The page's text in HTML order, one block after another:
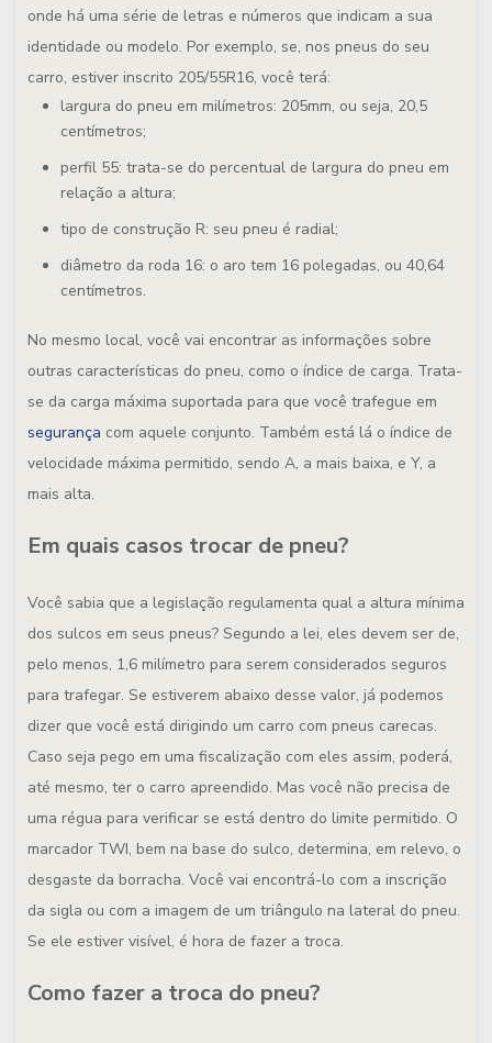
onde há uma série de letras e números que indicam a sua
identidade ou modelo. Por exemplo, se, nos pneus do seu
carro, estiver inscrito 205/55R16, você terá:
largura do pneu em milímetros: 205mm, ou seja, 20,5
centímetros;
perfil 55: trata-se do percentual de largura do pneu em
relação a altura;
tipo de construção R: seu pneu é radial;
diâmetro da roda 16: o aro tem 16 polegadas, ou 40,64
centímetros.
No mesmo local, você vai encontrar as informações sobre
outras características do pneu, como o índice de carga. Trata-
se da carga máxima suportada para que você trafegue em
segurança com aquele conjunto. Também está lá o índice de
velocidade máxima permitido, sendo A, a mais baixa, e Y, a
mais alta.
Em quais casos trocar de pneu?
Você sabia que a legislação regulamenta qual a altura mínima
dos sulcos em seus pneus? Segundo a lei, eles devem ser de,
pelo menos, 1,6 milímetro para serem considerados seguros
para trafegar. Se estiverem abaixo desse valor, já podemos
dizer que você está dirigindo um carro com pneus carecas.
Caso seja pego em uma fiscalização com eles assim, poderá,
até mesmo, ter o carro apreendido. Mas você não precisa de
uma régua para verificar se está dentro do limite permitido. O
marcador TWI, bem na base do sulco, determina, em relevo, o
desgaste da borracha. Você vai encontrá-lo com a inscrição
da sigla ou com a imagem de um triângulo na lateral do pneu.
Se ele estiver visível, é hora de fazer a troca.
Como fazer a troca do pneu?